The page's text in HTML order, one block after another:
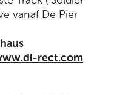
vanaf De Pier
rect.com